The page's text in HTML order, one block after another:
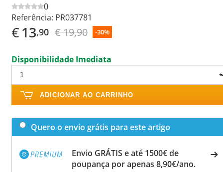
0
Referência: PR037781
€13,90 € 19,90 -30%
Disponibilidade Imediata
ADICIONAR AO CARRINHO
Quero o envio grátis para este artigo
Envio GRÁTIS e até 1500€ de
poupança por apenas 8,90€/ano.